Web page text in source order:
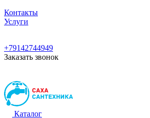
Контакты
Услуги
+79142744949
Заказать звонок
Каталог